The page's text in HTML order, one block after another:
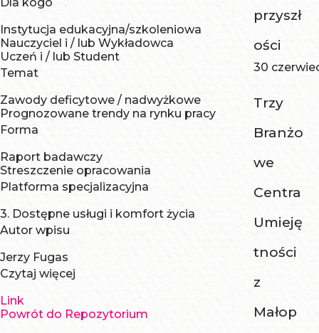
Instytucja edukacyjna/szkoleniowa
Nauczyciel i / lub Wykładowca
Uczeń i / lub Student
Temat
Zawody deficytowe / nadwyżkowe
Prognozowane trendy na rynku pracy
Forma
Raport badawczy
Streszczenie opracowania
Platforma specjalizacyjna
3. Dostępne usługi i komfort życia
Autor wpisu
Jerzy Fugas
Czytaj więcej
Link
Powrót do Repozytorium
przyszł
ości
30
Trzy
Branżo
we
Centra
Umieję
tności
z
Małop